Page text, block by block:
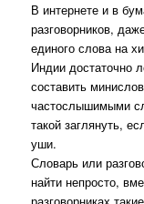
В интернете и в
разговорников,
единого слова на
Индии достаточно
составить
частослышимыми
такой заглянуть,
уши.
Словарь или
найти непросто,